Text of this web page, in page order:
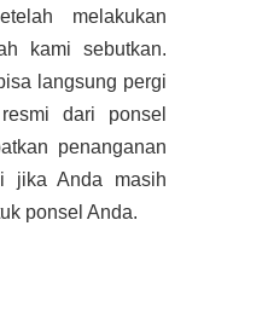
melakukan
kami sebutkan.
langsung pergi
dari ponsel
penanganan
jika Anda masih
ponsel Anda.